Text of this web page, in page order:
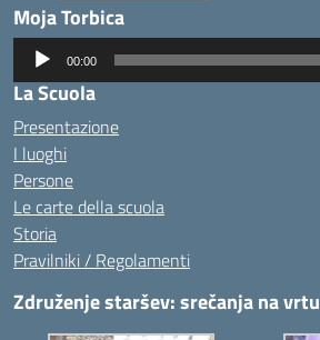
Moja Torbica
Audio
Player
00:00
La Scuola
Presentazione
I luoghi
Persone
Le carte della scuola
Storia
Pravilniki / Regolamenti
Združenje staršev: srečanja na vrtu